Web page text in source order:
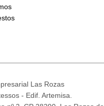
Las Rozas
- Edif. Artemisa.